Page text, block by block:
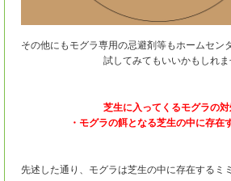
その他にもモグラ専用の忌避剤等もホームセン
試してみてもいいかもしれま
芝生に入ってくるモグラの
・モグラの餌となる芝生の中に存在
先述した通り、モグラは芝生の中に存在するミ